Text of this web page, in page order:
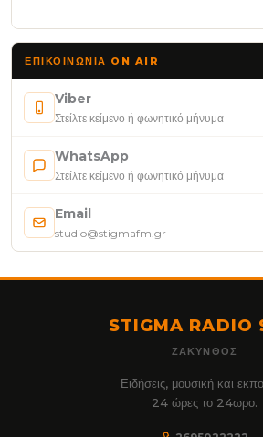
ΕΠΙΚΟΙΝΩΝΊΑ ON AIR
Viber
Στείλτε κείμενο ή φωνητικό μήνυμα
WhatsApp
Στείλτε κείμενο ή φωνητικό μήνυμα
Email
studio@stigmafm.gr
STIGMA RADIO
ΖΆΚΥΝΘΟΣ
Ειδήσεις, μουσική και
24 ώρες το 24ωρο.